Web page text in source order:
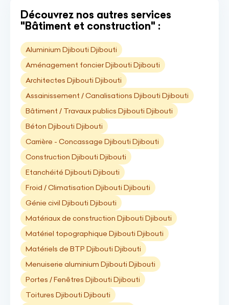
Découvrez nos autres services
"Bâtiment et construction" :
Aluminium Djibouti Djibouti
Aménagement foncier Djibouti Djibouti
Architectes Djibouti Djibouti
Assainissement / Canalisations Djibouti Djibouti
Bâtiment / Travaux publics Djibouti Djibouti
Béton Djibouti Djibouti
Carrière - Concassage Djibouti Djibouti
Construction Djibouti Djibouti
Etanchéité Djibouti Djibouti
Froid / Climatisation Djibouti Djibouti
Génie civil Djibouti Djibouti
Matériaux de construction Djibouti Djibouti
Matériel topographique Djibouti Djibouti
Matériels de BTP Djibouti Djibouti
Menuiserie aluminium Djibouti Djibouti
Portes / Fenêtres Djibouti Djibouti
Toitures Djibouti Djibouti